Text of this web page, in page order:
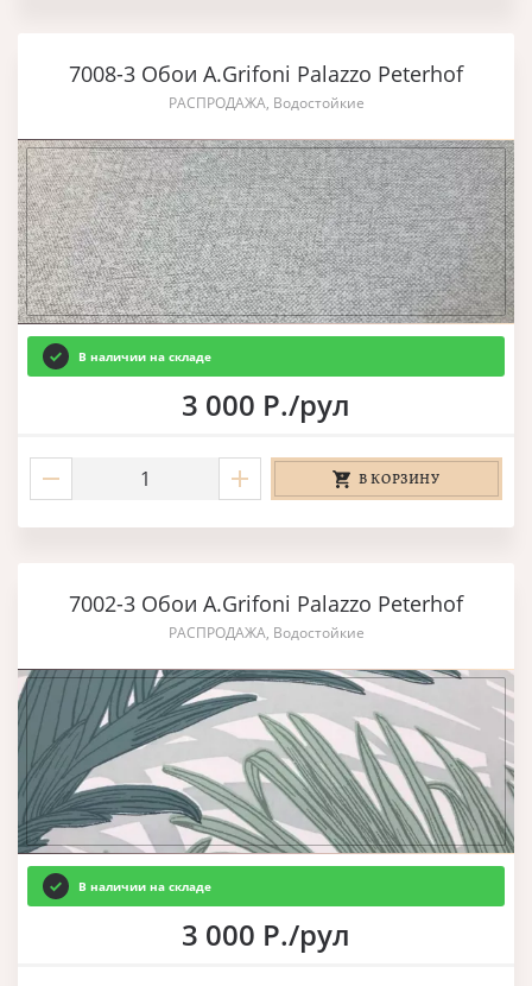
7008-3 Обои A.Grifoni Palazzo Peterhof
РАСПРОДАЖА, Водостойкие
В наличии на складе
3 000 Р./рул
В КОРЗИНУ
7002-3 Обои A.Grifoni Palazzo Peterhof
РАСПРОДАЖА, Водостойкие
В наличии на складе
3 000 Р./рул